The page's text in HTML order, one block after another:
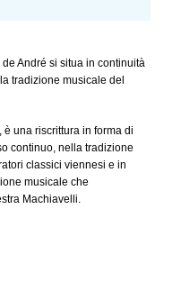
de André si situa in continuità
tradizione musicale del
una riscrittura in forma di
continuo, nella tradizione
classici viennesi e in
musicale che
Machiavelli.